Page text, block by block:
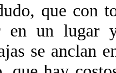
que con
en un lugar
se anclan